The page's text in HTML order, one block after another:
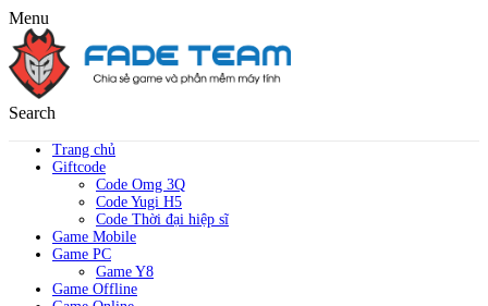
Menu
Search
Trang chủ
Giftcode
Code Omg 3Q
Code Yugi H5
Code Thời đại hiệp sĩ
Game Mobile
Game PC
Game Y8
Game Offline